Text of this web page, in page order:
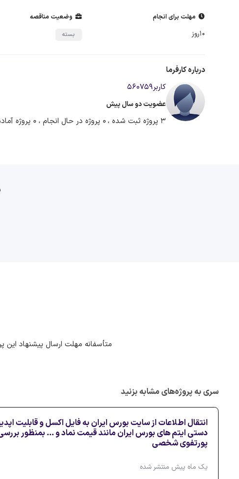
مهلت برای انجام
10روز
وضعیت مناقصه
بسته
درباره کارفرما
کاربر560759
عضویت دو سال پیش
3 پروژه ثبت شده ، 0 پروژه در حال انجام ، 0 پروژه آماده دریافت پیشنهاد ،
متأسفانه مهلت ارسال پیشنهاد
سری به پروژه‌های مشابه بزنید
انتقال اطلاعات از سایت بورس ایران به فایل اکسل و قابلیت
دستی ایتم های بورس ایران مانند قیمت نماد و ... بمنظور
پورتفوی شخصی
یک ماه پیش منتشر شده